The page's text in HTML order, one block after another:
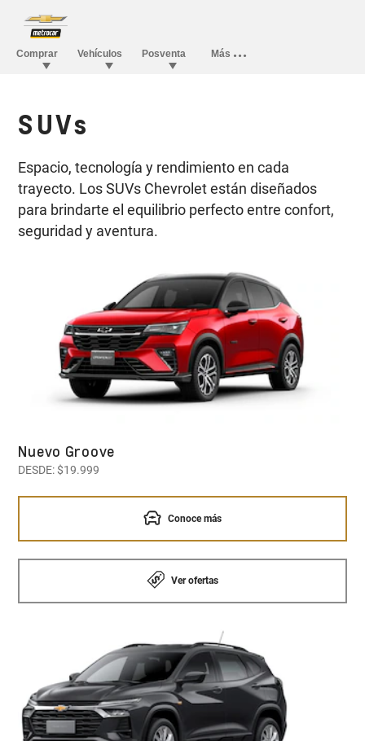
SUVs
Espacio, tecnología y rendimiento en cada
trayecto. Los SUVs Chevrolet están diseñados
para brindarte el equilibrio perfecto entre confort,
seguridad y aventura.
Nuevo Groove
DESDE: $19.999
Conoce más
Ver ofertas